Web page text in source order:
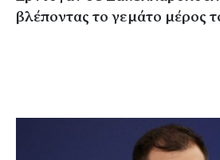
βλέποντας το γεμάτο μέρος